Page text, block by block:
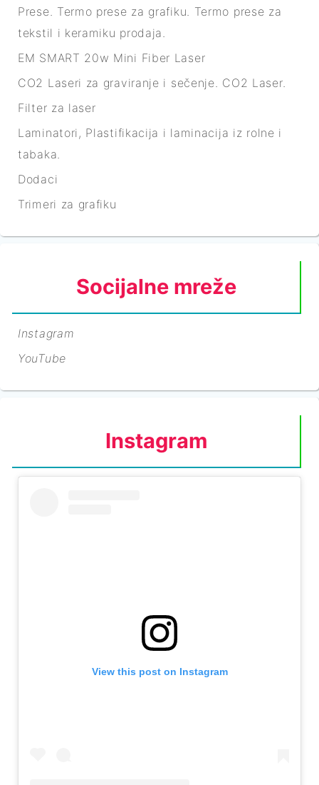
Prese. Termo prese za grafiku. Termo prese za
tekstil i keramiku prodaja.
EM SMART 20w Mini Fiber Laser
CO2 Laseri za graviranje i sečenje. CO2 Laser.
Filter za laser
Laminatori, Plastifikacija i laminacija iz rolne i
tabaka.
Dodaci
Trimeri za grafiku
Socijalne mreže
Instagram
YouTube
Instagram
View this post on Instagram